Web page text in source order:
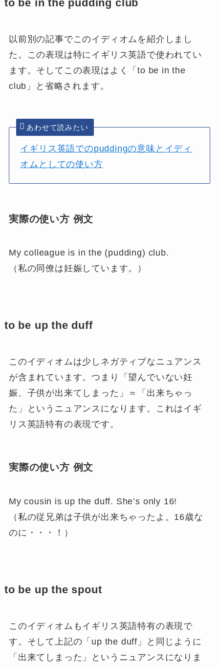
to be in the pudding club
以前別の記事でこのイディオムを紹介しまし
た。この表現は特にイギリス英語で使われてい
ます。そしてこの表現はよく「to be in the
club 」と省略されます。
あわせて読みたい
イギリス英語でのpuddingの意味とイディ
オムとしての使い方
実際の使い方 例文
My colleague is in the (pudding) club.
（私の同僚は妊娠しています。）
to be up the duff
このイディオムは少しネガティブなニュアンス
が含まれています。つまり「望んでいない妊
娠、子供が出来てしまった」＝「出来ちゃっ
た」というニュアンスになります。これはイギ
リス英語特有の表現です。
実際の使い方 例文
My cousin is up the duff. She’s only 16!
（私の従兄弟は子供が出来ちゃったよ。16歳な
のに・・・！）
to be up the spout
このイディオムもイギリス英語特有の表現で
す。そして上記の「up the duff」と同じように
「出来てしまった」というニュアンスになりま